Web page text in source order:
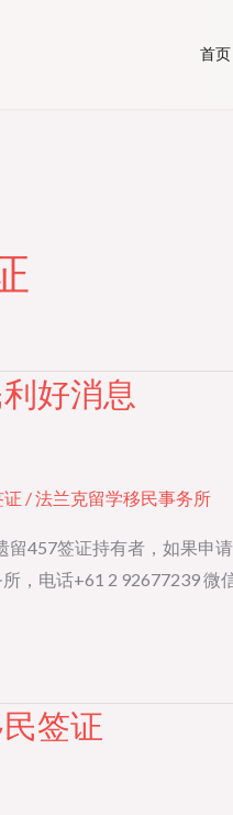
首页
好消息
/法兰克留学移民事务所
457签证持有者，如果
电话+61 2 92677239 微
签证